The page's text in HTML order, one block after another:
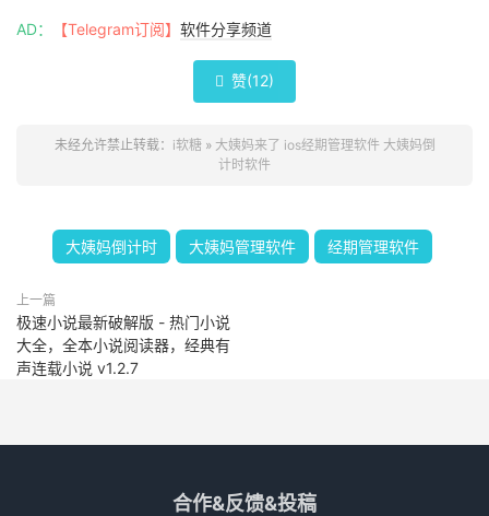
AD： 【Telegram订阅】 软件分享频道
 赞(12)
未经允许禁止转载： i软糖» 大姨妈来了 ios经期管理软件 大姨妈倒
计时软件
大姨妈倒计时 大姨妈管理软件 经期管理软件
上一篇
极速小说最新破解版 - 热门小说
大全，全本小说阅读器，经典有
声连载小说 v1.2.7
合作&反馈&投稿